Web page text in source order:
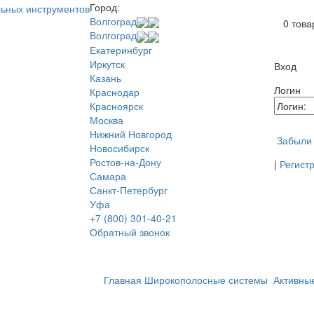
Город:
Волгоград
Волгоград
Екатеринбург
Иркутск
Казань
Краснодар
Красноярск
Москва
Нижний Новгород
Новосибирск
Ростов-на-Дону
Самара
Санкт-Петербург
Уфа
+7 (800) 301-40-21
Обратный звонок
0
Вход
Логин
Забыли
|
Главная Широкополосные системы